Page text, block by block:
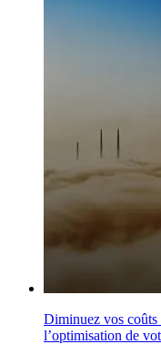
Diminuez vos coûts
l’optimisation de